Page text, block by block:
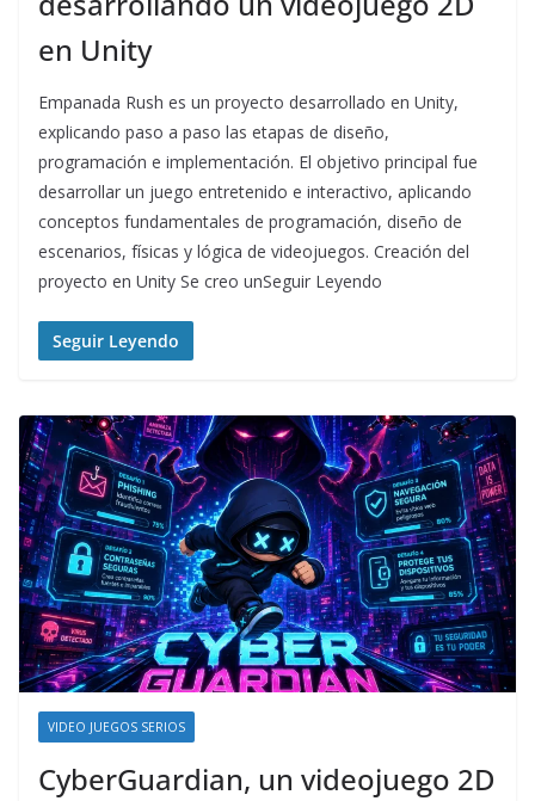
en Unity
Empanada Rush es un proyecto desarrollado en Unity,
explicando paso a paso las etapas de diseño,
programación e implementación. El objetivo principal fue
desarrollar un juego entretenido e interactivo, aplicando
conceptos fundamentales de programación, diseño de
escenarios, físicas y lógica de videojuegos. Creación del
proyecto en Unity Se creo unSeguir Leyendo
Seguir Leyendo
VIDEO JUEGOS SERIOS
CyberGuardian, un videojuego 2D